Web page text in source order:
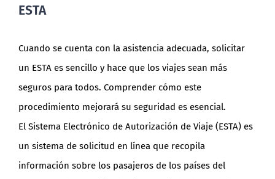
ESTA
Cuando se cuenta con la asistencia adecuada, solicitar
un ESTA es sencillo y hace que los viajes sean más
seguros para todos. Comprender cómo este
procedimiento mejorará su seguridad es esencial.
El Sistema Electrónico de Autorización de Viaje (ESTA) es
un sistema de solicitud en línea que recopila
información sobre los pasajeros de los países del